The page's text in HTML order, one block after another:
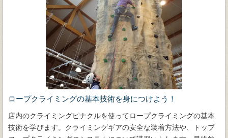
ロープクライミングの基本技術を身につけよう！
店内のクライミングピナクルを使ってロープクライミングの基本
技術を学びます。クライミングギアの安全な装着方法や、トップ